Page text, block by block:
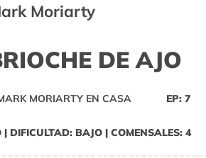
Moriarty
DE AJO
MORIARTY EN CASA EP: 7
| DIFICULTAD: BAJO | COMENSALES: 4